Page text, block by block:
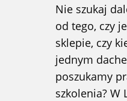
wszystkie
praca w
praca dla
praca dla
wszystkie
transport
VCA
szkolenia
O Logistic
Często
Aktualności i
Zespół
Rekrutacja
Nie szukaj
od tego, czy
sklepie, czy
jednym
poszukamy
szkolenia? W